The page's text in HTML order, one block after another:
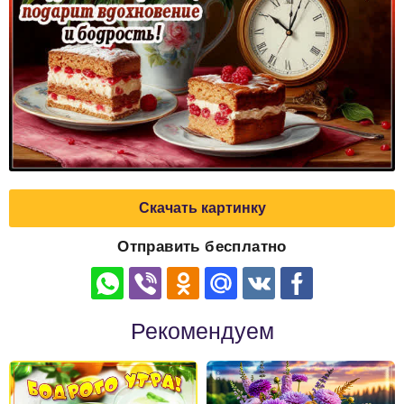
Скачать картинку
Отправить бесплатно
Рекомендуем